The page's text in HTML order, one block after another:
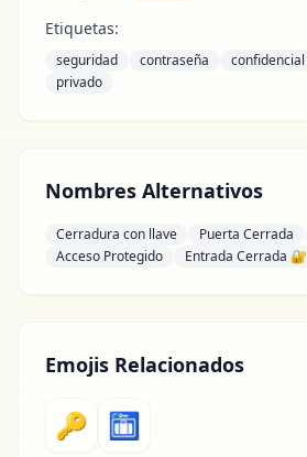
Etiquetas:
seguridad contraseña confidencial
privado
Nombres Alternativos
Cerradura con llave Puerta Cerrada
Acceso Protegido
Entrada Cerrada 🔐
Emojis Relacionados
🔑 🛅